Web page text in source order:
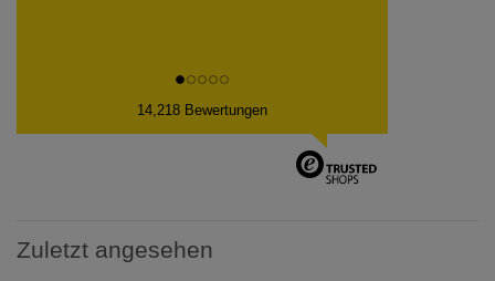
14,218 Bewertungen
Zuletzt angesehen